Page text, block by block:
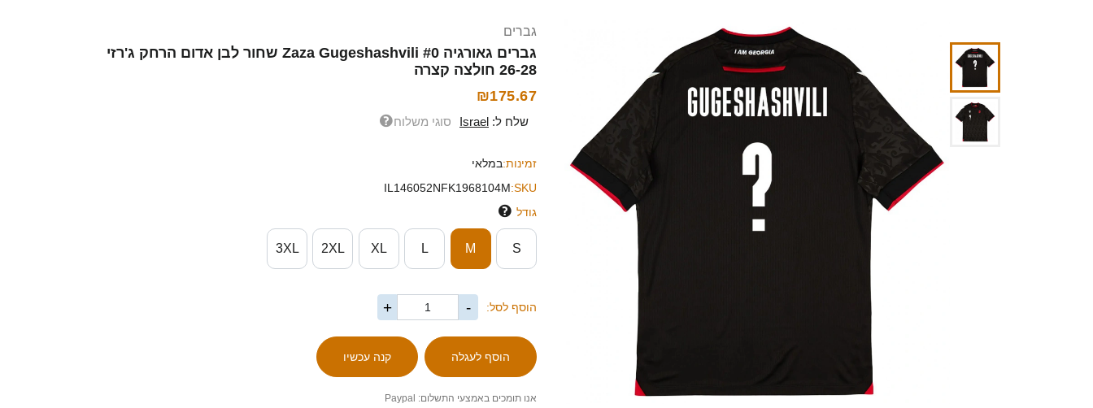
גברים
גברים גאורגיה Zaza Gugeshashvili #0 שחור לבן אדום הרחק ג'רזי
26-28 חולצה קצרה
₪175.67
שלח ל: Israel סוגי משלוח
זמינות:במלאי
SKU:
IL146052NFK1968104M
גודל
S
M
L
XL
2XL
3XL
הוסף לסל: -
+
אנו תומכים באמצעי התשלום: Paypal